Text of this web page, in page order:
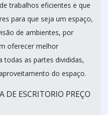
trabalhos eficientes e que
para que seja um espaço,
de ambientes, por
oferecer melhor
todas as partes divididas,
do espaço.
DE ESCRITORIO PREÇO